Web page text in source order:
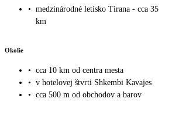
• medzinárodné letisko Tirana - cca 35
km
Okolie
• cca 10 km od centra mesta
• v hotelovej štvrti Shkembi Kavajes
• cca 500 m od obchodov a barov